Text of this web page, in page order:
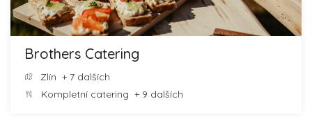
Brothers Catering
Zlín + 7 dalších
Kompletní catering + 9 dalších